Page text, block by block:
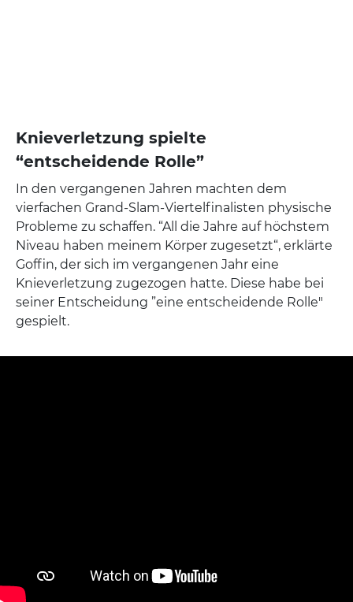
Knieverletzung spielte
“entscheidende Rolle”
In den vergangenen Jahren machten dem
vierfachen Grand-Slam-Viertelfinalisten physische
Probleme zu schaffen. “All die Jahre auf höchstem
Niveau haben meinem Körper zugesetzt“, erklärte
Goffin, der sich im vergangenen Jahr eine
Knieverletzung zugezogen hatte. Diese habe bei
seiner Entscheidung ”eine entscheidende Rolle"
gespielt.